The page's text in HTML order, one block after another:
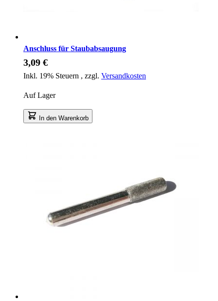
Anschluss für Staubabsaugung
3,09 €
Inkl. 19% Steuern , zzgl. Versandkosten
Auf Lager
In den Warenkorb